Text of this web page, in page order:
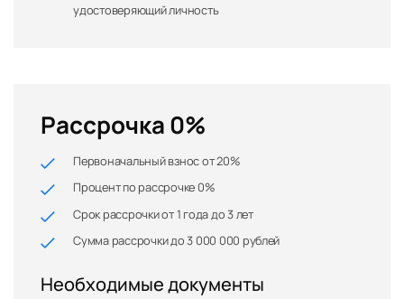
удостоверяющий личность
Рассрочка 0%
Первоначальный взнос от 20%
Процент по рассрочке 0%
Срок рассрочки от 1 года до 3 лет
Сумма рассрочки до 3 000 000 рублей
Необходимые документы